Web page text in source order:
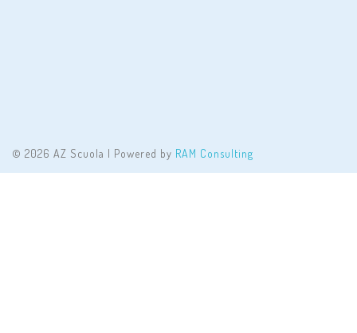
© 2026 AZ Scuola | Powered by RAM Consulting